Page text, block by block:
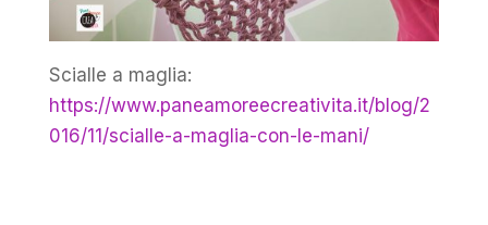
Scialle a maglia:
https://www.paneamoreecreativita.it/blog/2
016/11/scialle-a-maglia-con-le-mani/